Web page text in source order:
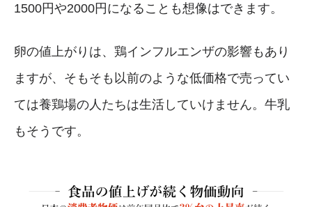
1500円や2000円になることも想像はできます。
卵の値上がりは、鶏インフルエンザの影響もあり
ますが、そもそも以前のような低価格で売ってい
ては養鶏場の人たちは生活していけません。牛乳
もそうです。